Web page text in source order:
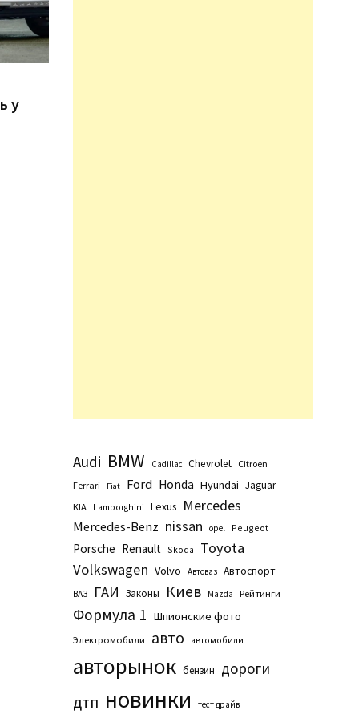
у
Audi BMW Cadillac Chevrolet Citroen
Ferrari
Fiat Ford Honda Hyundai Jaguar
KIA Lamborghini Lexus Mercedes
Mercedes-Benz nissan opel Peugeot
Porsche Renault Skoda
Toyota
Volkswagen Volvo Автоваз Автоспорт
ВАЗ ГАИ Законы Киев Маzda Рейтинги
Формула 1 Шпионские фото
Электромобили авто автомобили
авторынок бензин дороги
дтп новинки тест драйв